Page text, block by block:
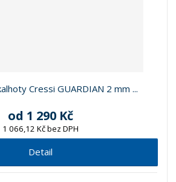
Cressi GUARDIAN 2 mm ...
od 1 290 Kč
1 066,12 Kč bez DPH
Detail